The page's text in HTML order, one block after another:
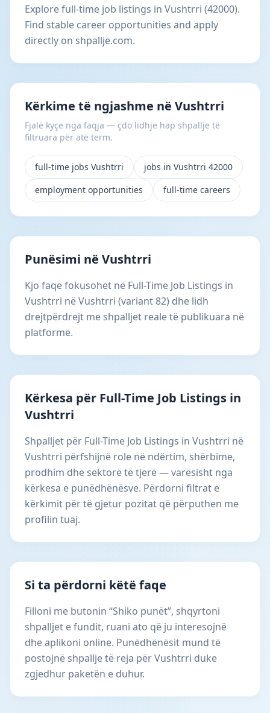
Explore full-time job listings in Vushtrri (42000).
Find stable career opportunities and apply
directly on shpallje.com.
Kërkime të ngjashme në Vushtrri
Fjalë kyçe nga faqja — çdo lidhje hap shpallje të
filtruara për atë term.
full-time jobs Vushtrri
jobs in Vushtrri 42000
employment opportunities
full-time careers
Punësimi në Vushtrri
Kjo faqe fokusohet në Full-Time Job Listings in
Vushtrri në Vushtrri (variant 82) dhe lidh
drejtpërdrejt me shpalljet reale të publikuara në
platformë.
Kërkesa për Full-Time Job Listings in
Vushtrri
Shpalljet për Full-Time Job Listings in Vushtrri në
Vushtrri përfshijnë role në ndërtim, shërbime,
prodhim dhe sektorë të tjerë — varësisht nga
kërkesa e punëdhënësve. Përdorni filtrat e
kërkimit për të gjetur pozitat që përputhen me
profilin tuaj.
Si ta përdorni këtë faqe
Filloni me butonin “Shiko punët”, shqyrtoni
shpalljet e fundit, ruani ato që ju interesojnë
dhe aplikoni online. Punëdhënësit mund të
postojnë shpallje të reja për Vushtrri duke
zgjedhur paketën e duhur.